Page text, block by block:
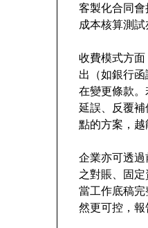
客製化合同
成本核算測試
收費模式方
出（如銀行
在變更條款
延誤、反覆
點的方案，越
企業亦可透
之對賬、固
當工作底稿
然更可控，報